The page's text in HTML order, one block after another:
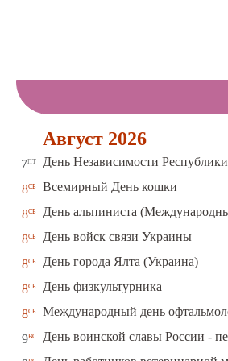
Август 2026
7пт День Независимости
8сб Всемирный День кошки
8сб День альпиниста
8сб День войск связи Украины
8сб День города Ялта (Украина)
8сб День физкультурника
8сб Международный день
9вс День воинской славы России -